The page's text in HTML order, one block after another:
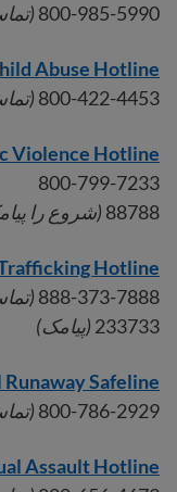
800-985-5990
Abuse Hotline
800-422-4453
Violence Hotline
800-799-7233
88788 (شروع را
Hotline
888-373-7888
233733 (پیامک)
Safeline
800-786-2929
Assault Hotline